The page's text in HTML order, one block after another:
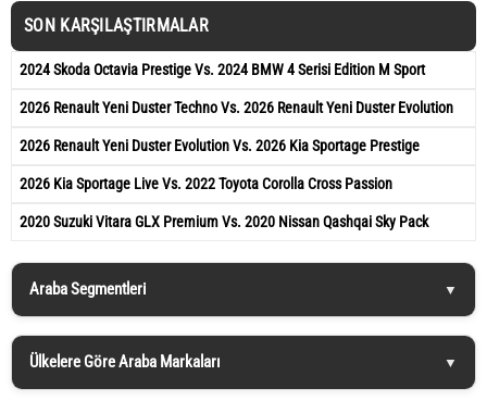
SON KARŞILAŞTIRMALAR
2024 Skoda Octavia Prestige Vs. 2024 BMW 4 Serisi Edition M Sport
2026 Renault Yeni Duster Techno Vs. 2026 Renault Yeni Duster Evolution
2026 Renault Yeni Duster Evolution Vs. 2026 Kia Sportage Prestige
2026 Kia Sportage Live Vs. 2022 Toyota Corolla Cross Passion
2020 Suzuki Vitara GLX Premium Vs. 2020 Nissan Qashqai Sky Pack
Araba Segmentleri
Ülkelere Göre Araba Markaları